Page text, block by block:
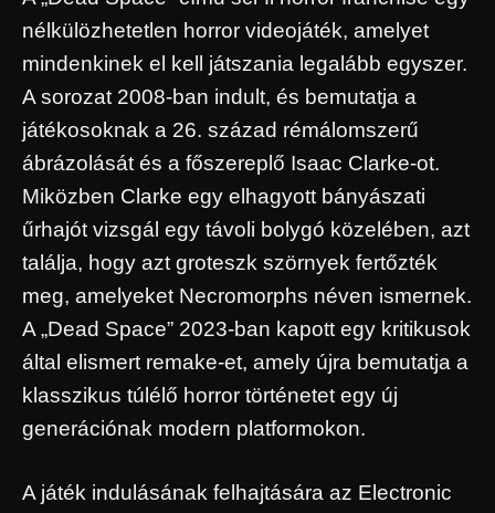
nélkülözhetetlen horror videojáték, amelyet
mindenkinek el kell játszania legalább egyszer.
A sorozat 2008-ban indult, és bemutatja a
játékosoknak a 26. század rémálomszerű
ábrázolását és a főszereplő Isaac Clarke-ot.
Miközben Clarke egy elhagyott bányászati ​​
űrhajót vizsgál egy távoli bolygó közelében, azt
találja, hogy azt groteszk szörnyek fertőzték
meg, amelyeket Necromorphs néven ismernek.
A „Dead Space” 2023-ban kapott egy kritikusok
által elismert remake-et, amely újra bemutatja a
klasszikus túlélő horror történetet egy új
generációnak modern platformokon.
A játék indulásának felhajtására az Electronic